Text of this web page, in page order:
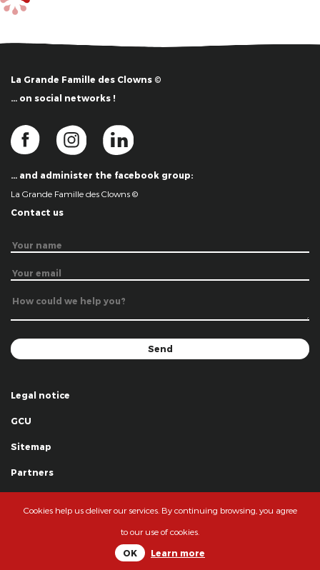
La Grande Famille des Clowns ©
… on social networks !
… and administer the facebook group:
La Grande Famille des Clowns ©
Contact us
Legal notice
GCU
Sitemap
Partners
© La Grande Famille des Clowns - 2018
Cookies help us deliver our services. By continuing browsing, you agree
to our use of cookies.
OK Learn more